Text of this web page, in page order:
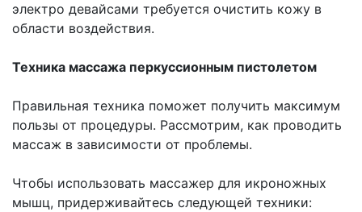
электро девайсами требуется очистить кожу в
области воздействия.
Техника массажа перкуссионным пистолетом
Правильная техника поможет получить максимум
пользы от процедуры. Рассмотрим, как проводить
массаж в зависимости от проблемы.
Чтобы использовать массажер для икроножных
мышц, придерживайтесь следующей техники: